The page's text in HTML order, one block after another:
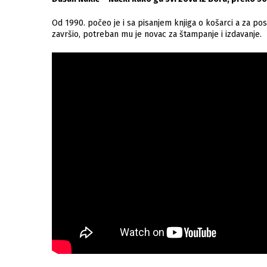
Od 1990. počeo je i sa pisanjem knjiga o košarci a za
završio, potreban mu je novac za štampanje i izdavanje.